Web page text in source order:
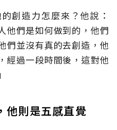
創造力怎麼來？他說：
他們是如何做到的，他們
們並沒有真的去創造，他
經過一段時間後，這對他
他則是五感直覺